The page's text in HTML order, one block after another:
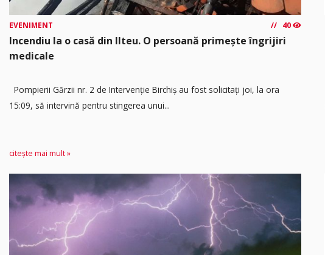
EVENIMENT 40
Incendiu la o casă din Ilteu. O persoană primește îngrijiri
medicale
Pompierii Gărzii nr. 2 de Intervenție Birchiș au fost solicitați joi, la ora
15:09, să intervină pentru stingerea unui...
citește mai mult »